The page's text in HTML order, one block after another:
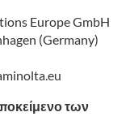
Europe GmbH
(Germany)
των